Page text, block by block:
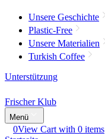
Unsere Geschichte
Plastic-Free
Unsere Materialien
Turkish Coffee
Unterstützung
Frischer Klub
Menü
0View Cart with 0 items